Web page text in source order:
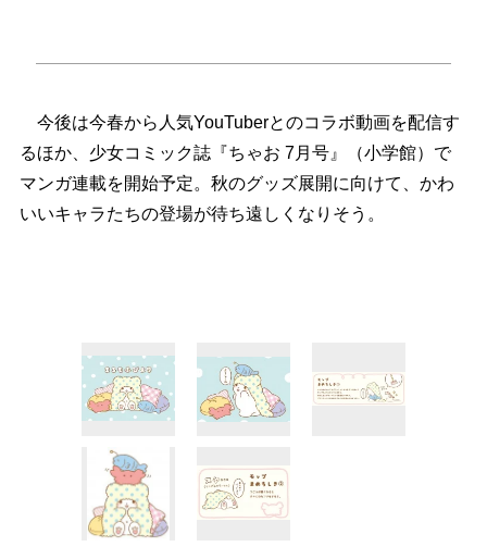
今後は今春から人気YouTuberとのコラボ動画を配信す
るほか、少女コミック誌『ちゃお 7月号』（小学館）で
マンガ連載を開始予定。秋のグッズ展開に向けて、かわ
いいキャラたちの登場が待ち遠しくなりそう。